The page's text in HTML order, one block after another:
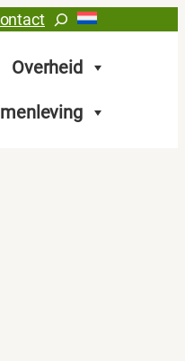
Zoeken
Overheid